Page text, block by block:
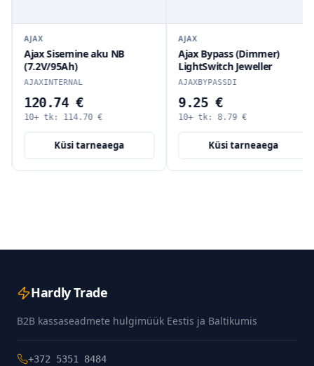
AJAX
Ajax Sisemine aku NB
(7.2V/95Ah)
AJAXINTERNAL
120.74 €
10+ tk: 114.70€
Küsi tarneaega
AJAX
Ajax Bypass (Dimmer)
LightSwitch Jeweller
AJAXBYPASSDI
9.25 €
10+ tk: 8.79€
Küsi tarneaega
Hardly Trade
B2B kassaseadmete hulgimüük Eestis ja Baltikumis
+372 5351 8484